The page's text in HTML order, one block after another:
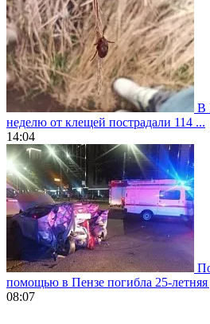
В
неделю от клещей пострадали 114 ...
14:04
помощью в Пензе погибла 25-летняя
08:07